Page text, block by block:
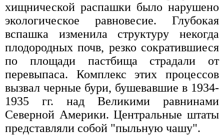
хищнической распашки было нарушено
экологическое равновесие. Глубокая
вспашка изменила структуру некогда
плодородных почв, резко сократившиеся
по площади пастбища страдали от
перевыпаса. Комплекс этих процессов
вызвал черные бури, бушевавшие в 1934-
1935 гг. над Великими равнинами
Северной Америки. Центральные штаты
представляли собой "пыльную чашу".